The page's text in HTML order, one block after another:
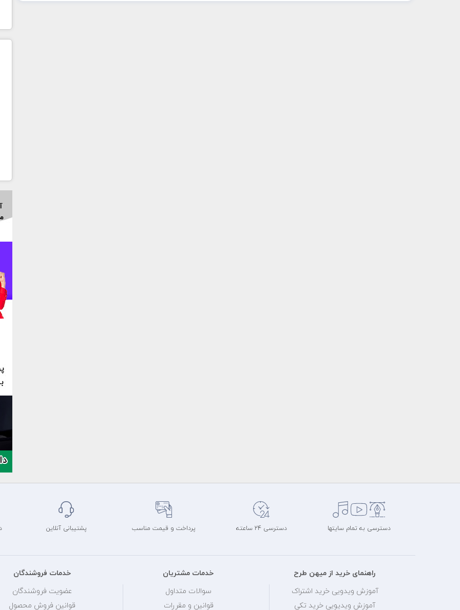
دسترسی به تمام سایتها دسترسی 24 ساعته پرداخت و قیمت مناسب پشتیبانی آنلاین
راهنمای خرید از میهن طرح
آموزش ویدویی خرید اشتراک
آموزش ویدیویی خرید تکی
خدمات مشتریان
سوالات متداول
قوانین و مقررات
خدمات فروشندگان
عضویت فروشندگان
قوانین فروش محصول